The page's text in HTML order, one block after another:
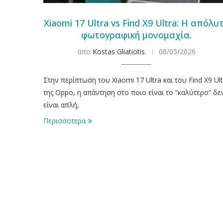
Xiaomi 17 Ultra vs Find X9 Ultra: Η
φωτογραφική μονομαχία.
απο Kostas Gliatiotis 08/05/2026
Στην περίπτωση του Xiaomi 17 Ultra και του Find X9
της Oppo, η απάντηση στο ποιο είναι το “καλύτερο”
είναι απλή,
Περισσοτερα